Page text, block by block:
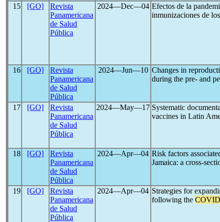
15 [GO]
Revista
Panamericana
de Salud
Pública
2024―Dec―04 Efectos de la
inmunizaciones de
16 [GO]
Revista
Panamericana
de Salud
Pública
2024―Jun―10 Changes in
during the pre- and
17 [GO]
Revista
Panamericana
de Salud
Pública
2024―May―17 Systematic
vaccines in Latin
18 [GO]
Revista
Panamericana
de Salud
Pública
2024―Apr―04 Risk factors
Jamaica: a cross-
19 [GO]
Revista
Panamericana
de Salud
Pública
2024―Apr―04 Strategies for
following the